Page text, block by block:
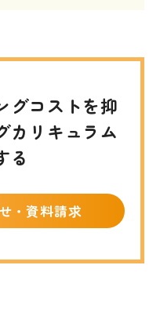
グコストを抑
カリキュラム
る
・資料請求